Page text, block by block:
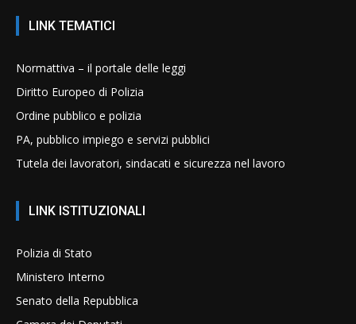
LINK TEMATICI
Normattiva – il portale delle leggi
Diritto Europeo di Polizia
Ordine pubblico e polizia
PA, pubblico impiego e servizi pubblici
Tutela dei lavoratori, sindacati e sicurezza nel lavoro
LINK ISTITUZIONALI
Polizia di Stato
Ministero Interno
Senato della Repubblica